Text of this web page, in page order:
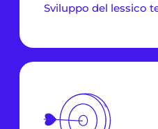
Sviluppo del lessico